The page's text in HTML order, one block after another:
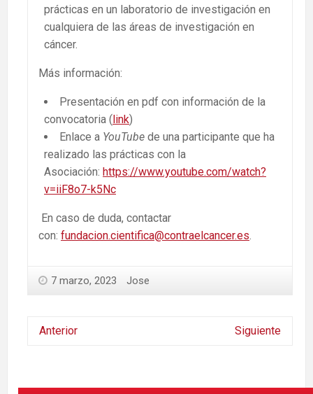
prácticas en un laboratorio de investigación en
cualquiera de las áreas de investigación en
cáncer.
Más información:
Presentación en pdf con información de la
convocatoria (link)
Enlace a YouTube de una participante que ha
realizado las prácticas con la
Asociación: https://www.youtube.com/watch?
v=iiF8o7-k5Nc
En caso de duda, contactar
con: fundacion.cientifica@contraelcancer.es
7 marzo, 2023 Jose
Anterior Siguiente